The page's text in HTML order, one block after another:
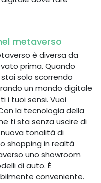
metaverso
è diversa da
prima. Quando
solo scorrendo
un mondo digitale
tuoi sensi. Vuoi
la tecnologia della
ti sta senza uscire di
tonalità di
shopping in realtà
uno showroom
di auto. È
conveniente.